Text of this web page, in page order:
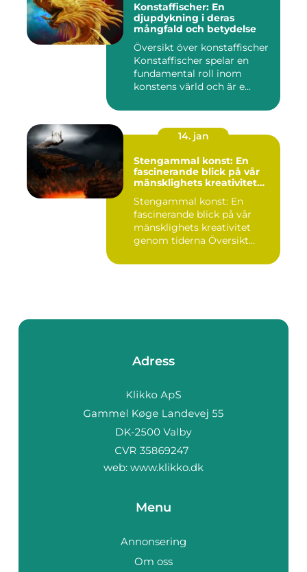
Konstaffischer: En
djupdykning i deras
mångfald och betydelse
Översikt över konstaffischer
Konstaffischer spelar en
fundamental roll inom
konstens värld och är e...
14. jan
Stengammal konst: En
fascinerande blick på vår
mänsklighets kreativitet
Stengammal konst: En
fascinerande blick på vår
mänsklighets kreativitet
genom tiderna Översikt
Adress
web: www.klikko.dk
Menu
Annonsering
Om oss